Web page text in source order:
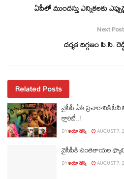
ఏపీలో ముందస్తు ఎన్నికలకు
Next Post
దర్శక దిగ్గజం పి.సి.
Related Posts
వైసీపీ ఫేక్ ప్రచారానికి పీవీ
క్లారిటీ..!
BYలియో డెస్క్ AUGUST 7,
వైసీపీకి చింతకాయల
BYలియో డెస్క్ AUGUST 7,